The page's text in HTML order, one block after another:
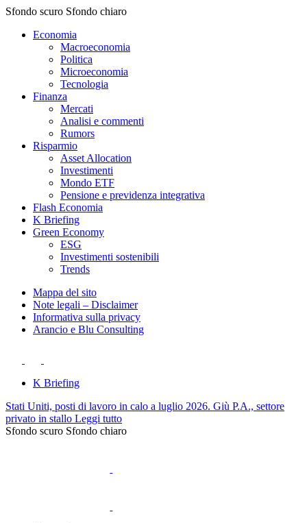
Sfondo scuro Sfondo chiaro
Economia
Macroeconomia
Politica
Microeconomia
Tecnologia
Finanza
Mercati
Analisi e commenti
Rumors
Risparmio
Asset Allocation
Investimenti
Mondo ETF
Pensione e previdenza integrativa
Flash Economia
K Briefing
Green Economy
ESG
Investimenti sostenibili
Trends
Mappa del sito
Note legali – Disclaimer
Informativa sulla privacy
Arancio e Blu Consulting
K Briefing
Stati Uniti, posti di lavoro in calo a luglio 2026. Giù P.A., settore
privato in stallo Leggi tutto
Sfondo scuro Sfondo chiaro